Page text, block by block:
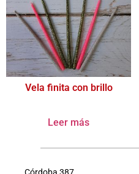
Vela finita con brillo
Leer más